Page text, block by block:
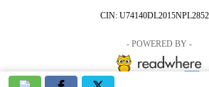
CIN:
- POWERED BY -